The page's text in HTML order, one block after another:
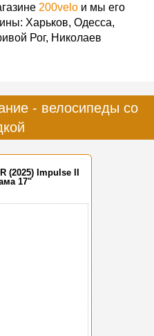
200velo и мы его
Харьков, Одесса,
Рог, Николаев
- велосипеды со
(2025) Impulse II
17"